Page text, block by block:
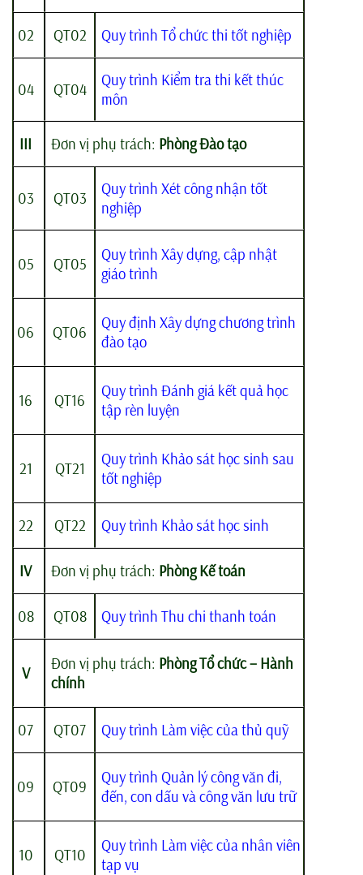
02 QT02 Quy trình Tổ chức thi tốt nghiệp
04 QT04
Quy trình Kiểm tra thi kết thúc
môn
III Đơn vị phụ trách: Phòng Đào tạo
03 QT03
Quy trình Xét công nhận tốt
nghiệp
05 QT05
Quy trình Xây dựng, cập nhật
giáo trình
06 QT06
Quy định Xây dựng chương trình
đào tạo
16 QT16
Quy trình Đánh giá kết quả học
tập rèn luyện
21 QT21
Quy trình Khảo sát học sinh sau
tốt nghiệp
22 QT22 Quy trình Khảo sát học sinh
IV Đơn vị phụ trách: Phòng Kế toán
08 QT08 Quy trình Thu chi thanh toán
V Đơn vị phụ trách: Phòng Tổ chức – Hành
chính
07 QT07 Quy trình Làm việc của thủ quỹ
09 QT09
Quy trình Quản lý công văn đi,
đến, con dấu và công văn lưu trữ
10 QT10
Quy trình Làm việc của nhân viên
tạp vụ